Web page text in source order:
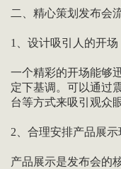
二、精心策划发布会
1、设计吸引人的开场
一个精彩的开场能够
定下基调。可以通过
台等方式来吸引观众
2、合理安排产品展示
产品展示是发布会的